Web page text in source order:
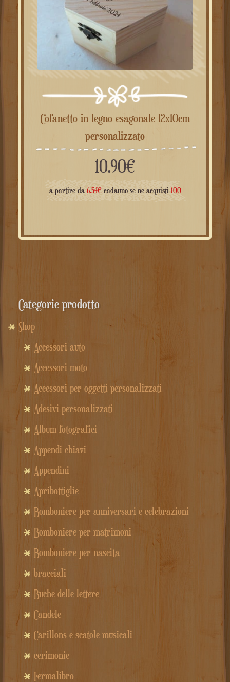
Cofanetto in legno esagonale 12x10cm
personalizzato
10.90€
a partire da 6.54€cadauno se ne acquisti 100
Categorie prodotto
Shop
Accessori auto
Accessori moto
Accessori per oggetti personalizzati
Adesivi personalizzati
Album fotografici
Appendi chiavi
Appendini
Apribottiglie
Bomboniere per anniversari e celebrazioni
Bomboniere per matrimoni
Bomboniere per nascita
bracciali
Buche delle lettere
Candele
Carillons e scatole musicali
cerimonie
Fermalibro